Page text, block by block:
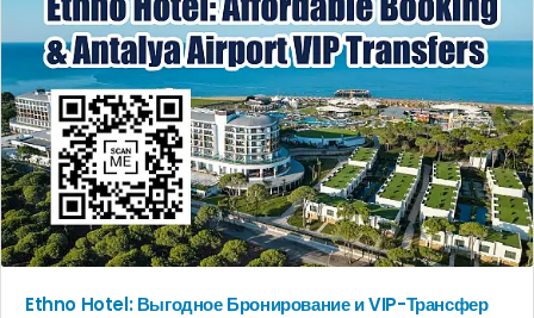
Ethno Hotel: Выгодное Бронирование и VIP-Трансфер